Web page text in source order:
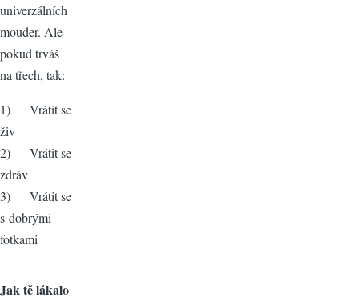
univerzálních
mouder. Ale
pokud trváš
na třech, tak:
1) Vrátit se
živ
2) Vrátit se
zdráv
3) Vrátit se
s dobrými
fotkami
Jak tě lákalo